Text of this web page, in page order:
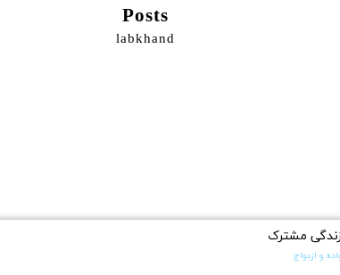
Posts
labkhand
مشترک
و ازدواج